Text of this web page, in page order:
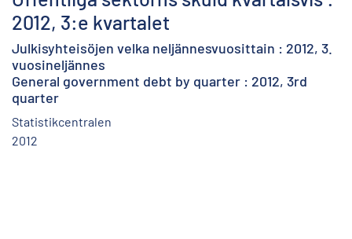
2012, 3:e kvartalet
Julkisyhteisöjen velka neljännesvuosittain : 2012, 3.
vuosineljännes
General government debt by quarter : 2012, 3rd
quarter
Statistikcentralen
2012